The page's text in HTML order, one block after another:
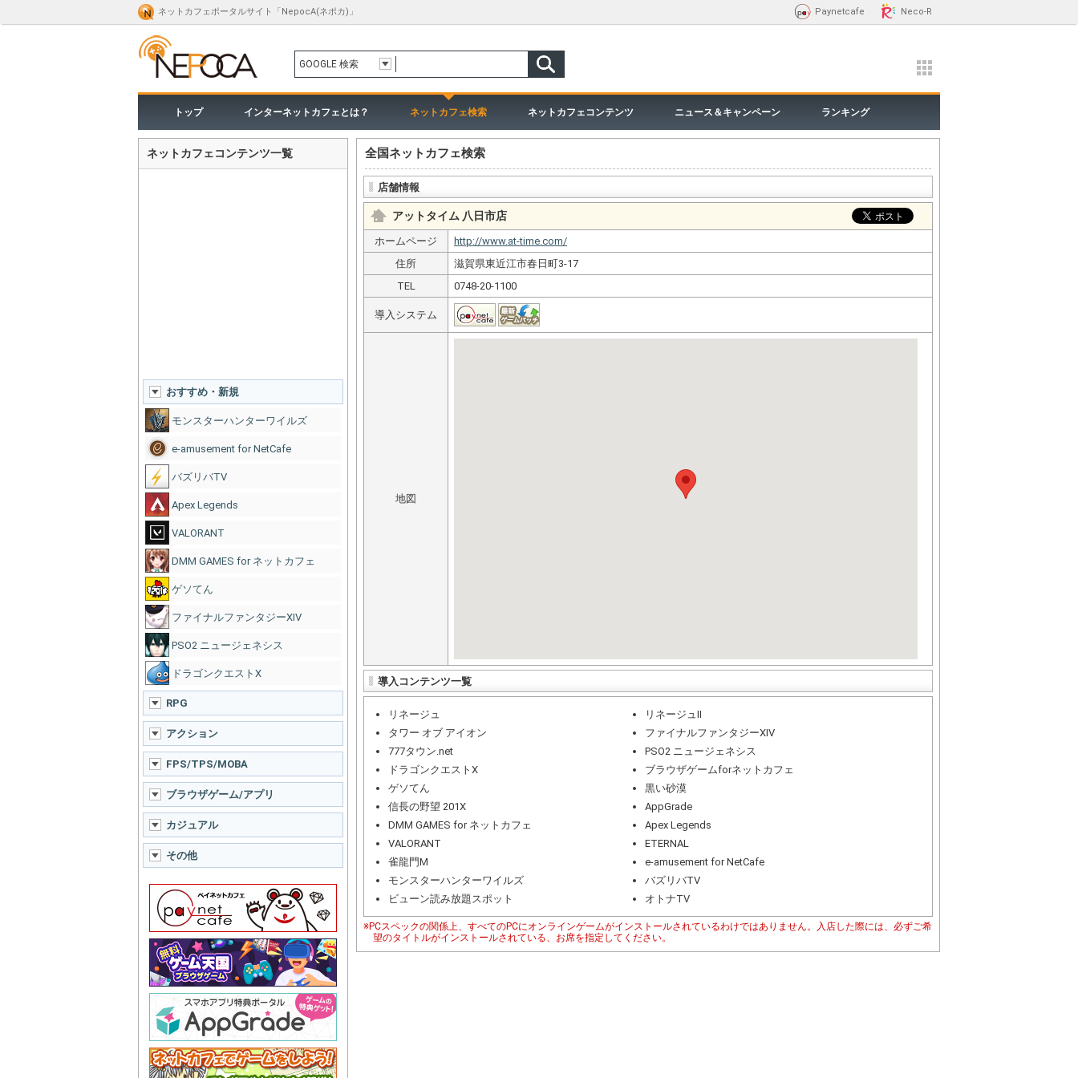
ネットカフェポータルサイト「NepocA(ネポカ)」 Paynetcafe Neco-R
GOOGLE 検索
トップ インターネットカフェとは？ ネットカフェ検索 ネットカフェコンテンツ ニュース＆キャンペーン ランキング
ネットカフェコンテンツ一覧
おすすめ・新規
モンスターハンターワイルズ
e-amusement for NetCafe
バズリバTV
Apex Legends
VALORANT
DMM GAMES for ネットカフェ
ゲソてん
ファイナルファンタジーXIV
PSO2 ニュージェネシス
ドラゴンクエストX
RPG
アクション
FPS/TPS/MOBA
ブラウザゲーム/アプリ
カジュアル
その他
全国ネットカフェ検索
店舗情報
アットタイム 八日市店
ホームページ
http://www.at-time.com/
住所
滋賀県東近江市春日町3-17
TEL
0748-20-1100
導入システム
地図
導入コンテンツ一覧
リネージュ
リネージュII
タワー オブ アイオン
ファイナルファンタジーXIV
777タウン.net
PSO2 ニュージェネシス
ドラゴンクエストX
ブラウザゲームforネットカフェ
ゲソてん
黒い砂漠
信長の野望 201X
AppGrade
DMM GAMES for ネットカフェ
Apex Legends
VALORANT
ETERNAL
雀龍門M
e-amusement for NetCafe
モンスターハンターワイルズ
バズリバTV
ビューン読み放題スポット
オトナTV
※PCスペックの関係上、すべてのPCにオンラインゲームがインストールされているわけではありません。入店した際には、必ずご希
望のタイトルがインストールされている、お席を指定してください。